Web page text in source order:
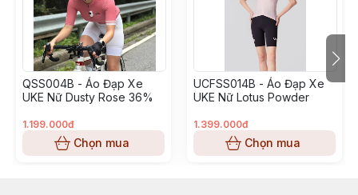
QSS004B - Áo Đạp Xe
UKE Nữ Dusty Rose 36%
1.199.000đ
Chọn mua
UCFSS014B - Áo Đạp Xe
UKE Nữ Lotus Powder
1.399.000đ
Chọn mua